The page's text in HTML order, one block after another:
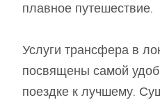
плавное путешествие.
Услуги трансфера в
посвящены самой
поездке к лучшему.